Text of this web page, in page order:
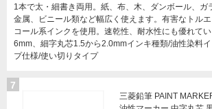
1本で太・細書き両用。紙、布、木、ダンボール、ガ
金属、ビニール類など幅広く使えます。有害なトル
コール系インクを使用。速乾性、耐水性にも優れて
6mm、細字丸芯1.5から2.0mmインキ種類/油性染料
プ仕様/使い切りタイプ
7
三菱鉛筆 PAINT